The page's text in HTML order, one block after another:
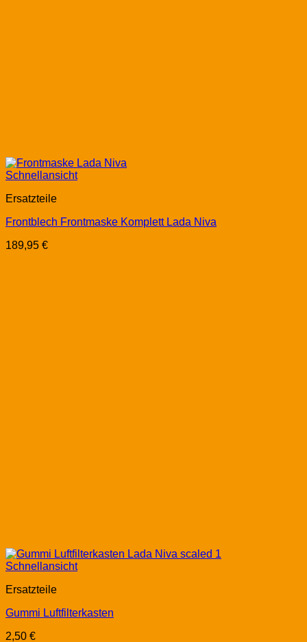
Schnellansicht
Ersatzteile
Frontblech Frontmaske Komplett Lada Niva
189,95 €
Schnellansicht
Ersatzteile
Gummi Luftfilterkasten
2,50 €